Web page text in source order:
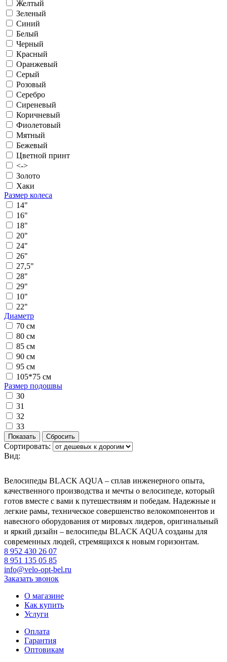
Желтый
Зеленый
Синий
Белый
Черный
Красный
Оранжевый
Серый
Розовый
Серебро
Сиреневый
Коричневый
Фиолетовый
Мятный
Бежевый
Цветной принт
<->
Золото
Хаки
Размер колеса
14"
16"
18"
20"
24"
26"
27,5"
28"
29"
10"
22"
Диаметр
70 см
80 см
85 см
90 см
95 см
105*75 см
Размер подошвы
30
31
32
33
Сортировать:
Вид:
Велосипеды BLACK AQUA – сплав инженерного опыта,
качественного производства и мечты о велосипеде, который
готов вместе с вами к путешествиям и победам. Надежные и
легкие рамы, техническое совершенство велокомпонентов и
навесного оборудования от мировых лидеров, оригинальный
и яркий дизайн – велосипеды BLACK AQUA созданы для
современных людей, стремящихся к новым горизонтам.
8 952 430 26 07
8 951 135 05 85
info@velo-opt-bel.ru
Заказать звонок
О магазине
Как купить
Услуги
Оплата
Гарантия
Оптовикам